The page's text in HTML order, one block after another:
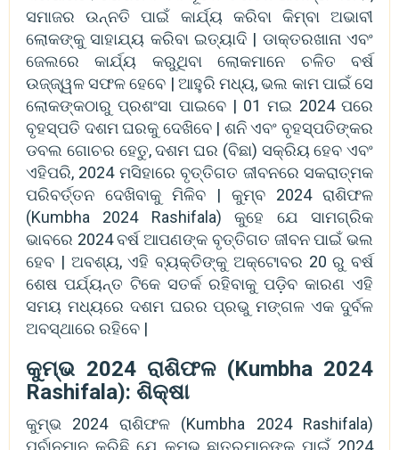
ସମାଜର ଉନ୍ନତି ପାଇଁ କାର୍ଯ୍ୟ କରିବା କିମ୍ବା ଅଭାବୀ
ଲୋକଙ୍କୁ ସାହାଯ୍ୟ କରିବା ଇତ୍ୟାଦି | ଡାକ୍ତରଖାନା ଏବଂ
ଜେଲରେ କାର୍ଯ୍ୟ କରୁଥିବା ଲୋକମାନେ ଚଳିତ ବର୍ଷ
ଉଜ୍ଜ୍ୱଳ ସଫଳ ହେବେ | ଆହୁରି ମଧ୍ୟ, ଭଲ କାମ ପାଇଁ ସେ
ଲୋକଙ୍କଠାରୁ ପ୍ରଶଂସା ପାଇବେ | 01 ମଇ 2024 ପରେ
ବୃହସ୍ପତି ଦଶମ ଘରକୁ ଦେଖିବେ | ଶନି ଏବଂ ବୃହସ୍ପତିଙ୍କର
ଡବଲ ଗୋଚର ହେତୁ, ଦଶମ ଘର (ବିଛା) ସକ୍ରିୟ ହେବ ଏବଂ
ଏହିପରି, 2024 ମସିହାରେ ବୃତ୍ତିଗତ ଜୀବନରେ ସକରାତ୍ମକ
ପରିବର୍ତ୍ତନ ଦେଖିବାକୁ ମିଳିବ | କୁମ୍ବ 2024 ରାଶିଫଳ
(Kumbha 2024 Rashifala) କୁହେ ଯେ ସାମଗ୍ରିକ
ଭାବରେ 2024 ବର୍ଷ ଆପଣଙ୍କ ବୃତ୍ତିଗତ ଜୀବନ ପାଇଁ ଭଲ
ହେବ | ଅବଶ୍ୟ, ଏହି ବ୍ୟକ୍ତିଙ୍କୁ ଅକ୍ଟୋବର 20 ରୁ ବର୍ଷ
ଶେଷ ପର୍ଯ୍ୟନ୍ତ ଟିକେ ସତର୍କ ରହିବାକୁ ପଡ଼ିବ କାରଣ ଏହି
ସମୟ ମଧ୍ୟରେ ଦଶମ ଘରର ପ୍ରଭୁ ମଙ୍ଗଳ ଏକ ଦୁର୍ବଳ
ଅବସ୍ଥାରେ ରହିବେ |
କୁମ୍ଭ 2024 ରାଶିଫଳ (Kumbha 2024
Rashifala): ଶିକ୍ଷା
କୁମ୍ଭ 2024 ରାଶିଫଳ (Kumbha 2024 Rashifala)
ପୂର୍ବାନୁମାନ କରିଛି ଯେ କୁମ୍ଭ ଛାତ୍ରମାନଙ୍କ ପାଇଁ 2024